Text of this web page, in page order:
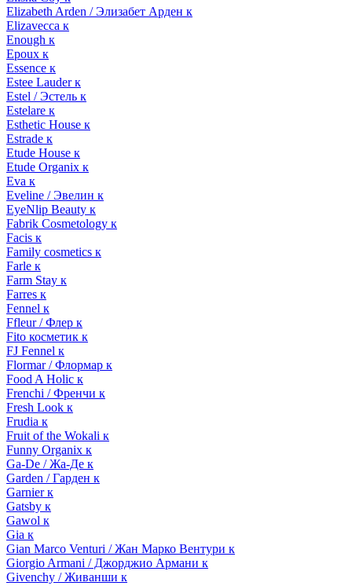
Elizabeth Arden / Элизабет Арден к
Elizavecca к
Enough к
Epoux к
Essence к
Estee Lauder к
Estel / Эстель к
Estelare к
Esthetic House к
Estrade к
Etude House к
Etude Organix к
Eva к
Eveline / Эвелин к
EyeNlip Beauty к
Fabrik Cosmetology к
Facis к
Family cosmetics к
Farle к
Farm Stay к
Farres к
Fennel к
Ffleur / Флер к
Fito косметик к
FJ Fennel к
Flormar / Флормар к
Food A Holic к
Frenchi / Френчи к
Fresh Look к
Frudia к
Fruit of the Wokali к
Funny Organix к
Ga-De / Жа-Де к
Garden / Гарден к
Garnier к
Gatsby к
Gawol к
Gia к
Gian Marco Venturi / Жан Марко Вентури к
Giorgio Armani / Джорджио Армани к
Givenchy / Живанши к